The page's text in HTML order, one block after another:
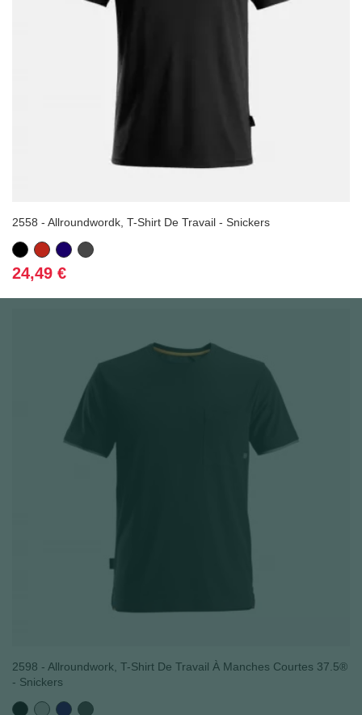
2558 - Allroundwordk, T-Shirt De Travail - Snickers
Noir RougeBleu
marine
Gris
Prix
24,49 €
2598 - Allroundwork, T-Shirt De Travail À Manches Courtes 37.5®
- Snickers
Noir Gris BleuGris